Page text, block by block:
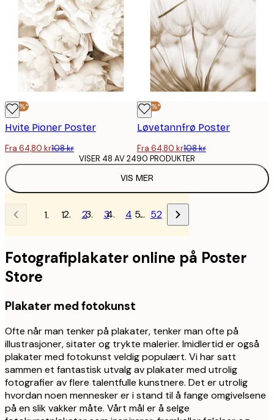
-40%*
Hvite Pioner Poster
Fra 64,80 kr108 kr
-40%*
Løvetannfrø Poster
Fra 64,80 kr108 kr
VIS MER
VISER 48 AV 2490 PRODUKTER
1 2 3 4 … 52
Fotografiplakater online på Poster
Store
Plakater med fotokunst
Ofte når man tenker på plakater, tenker man ofte på
illustrasjoner, sitater og trykte malerier. Imidlertid er også
plakater med fotokunst veldig populært. Vi har satt
sammen et fantastisk utvalg av plakater med utrolig
fotografier av flere talentfulle kunstnere. Det er utrolig
hvordan noen mennesker er i stand til å fange omgivelsene
på en slik vakker måte. Vårt mål er å selge